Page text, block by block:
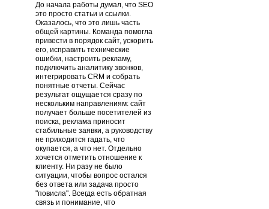
До начала работы думал, что SEO
это просто статьи и ссылки.
Оказалось, что это лишь часть
общей картины. Команда помогла
привести в порядок сайт, ускорить
его, исправить технические
ошибки, настроить рекламу,
подключить аналитику звонков,
интегрировать CRM и собрать
понятные отчеты. Сейчас
результат ощущается сразу по
нескольким направлениям: сайт
получает больше посетителей из
поиска, реклама приносит
стабильные заявки, а руководству
не приходится гадать, что
окупается, а что нет. Отдельно
хочется отметить отношение к
клиенту. Ни разу не было
ситуации, чтобы вопрос остался
без ответа или задача просто
"повисла". Всегда есть обратная
связь и понимание, что